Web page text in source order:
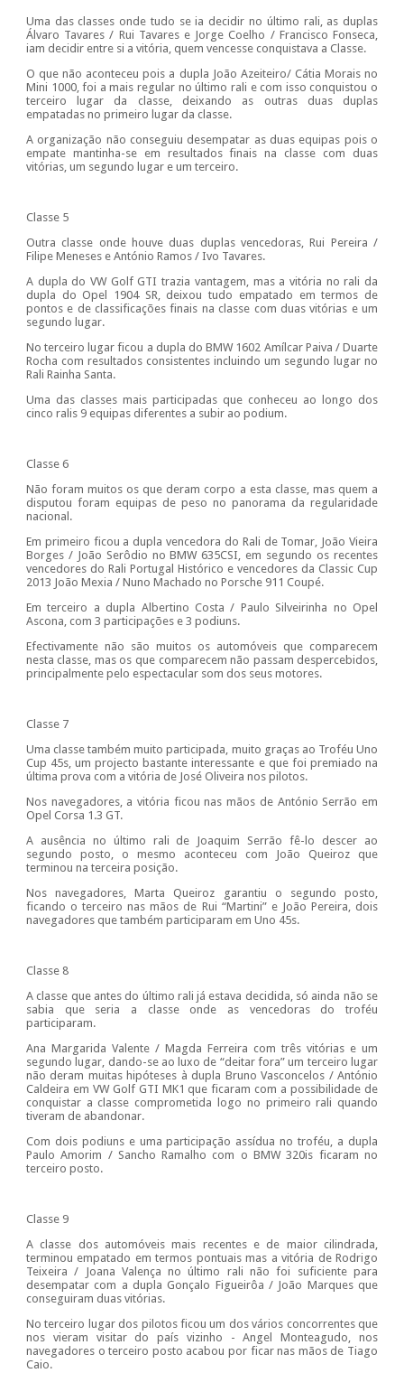
Uma das classes onde tudo se ia decidir no último rali, as duplas
Álvaro Tavares / Rui Tavares e Jorge Coelho / Francisco Fonseca,
iam decidir entre si a vitória, quem vencesse conquistava a Classe.
O que não aconteceu pois a dupla João Azeiteiro/ Cátia Morais no
Mini 1000, foi a mais regular no último rali e com isso conquistou o
terceiro lugar da classe, deixando as outras duas duplas
empatadas no primeiro lugar da classe.
A organização não conseguiu desempatar as duas equipas pois o
empate mantinha-se em resultados finais na classe com duas
vitórias, um segundo lugar e um terceiro.
Classe 5
Outra classe onde houve duas duplas vencedoras, Rui Pereira /
Filipe Meneses e António Ramos / Ivo Tavares.
A dupla do VW Golf GTI trazia vantagem, mas a vitória no rali da
dupla do Opel 1904 SR, deixou tudo empatado em termos de
pontos e de classificações finais na classe com duas vitórias e um
segundo lugar.
No terceiro lugar ficou a dupla do BMW 1602 Amílcar Paiva / Duarte
Rocha com resultados consistentes incluindo um segundo lugar no
Rali Rainha Santa.
Uma das classes mais participadas que conheceu ao longo dos
cinco ralis 9 equipas diferentes a subir ao podium.
Classe 6
Não foram muitos os que deram corpo a esta classe, mas quem a
disputou foram equipas de peso no panorama da regularidade
nacional.
Em primeiro ficou a dupla vencedora do Rali de Tomar, João Vieira
Borges / João Serôdio no BMW 635CSI, em segundo os recentes
vencedores do Rali Portugal Histórico e vencedores da Classic Cup
2013 João Mexia / Nuno Machado no Porsche 911 Coupé.
Em terceiro a dupla Albertino Costa / Paulo Silveirinha no Opel
Ascona, com 3 participações e 3 podiuns.
Efectivamente não são muitos os automóveis que comparecem
nesta classe, mas os que comparecem não passam despercebidos,
principalmente pelo espectacular som dos seus motores.
Classe 7
Uma classe também muito participada, muito graças ao Troféu Uno
Cup 45s, um projecto bastante interessante e que foi premiado na
última prova com a vitória de José Oliveira nos pilotos.
Nos navegadores, a vitória ficou nas mãos de António Serrão em
Opel Corsa 1.3 GT.
A ausência no último rali de Joaquim Serrão fê-lo descer ao
segundo posto, o mesmo aconteceu com João Queiroz que
terminou na terceira posição.
Nos navegadores, Marta Queiroz garantiu o segundo posto,
ficando o terceiro nas mãos de Rui “Martini” e João Pereira, dois
navegadores que também participaram em Uno 45s.
Classe 8
A classe que antes do último rali já estava decidida, só ainda não se
sabia que seria a classe onde as vencedoras do troféu
participaram.
Ana Margarida Valente / Magda Ferreira com três vitórias e um
segundo lugar, dando-se ao luxo de “deitar fora” um terceiro lugar
não deram muitas hipóteses à dupla Bruno Vasconcelos / António
Caldeira em VW Golf GTI MK1 que ficaram com a possibilidade de
conquistar a classe comprometida logo no primeiro rali quando
tiveram de abandonar.
Com dois podiuns e uma participação assídua no troféu, a dupla
Paulo Amorim / Sancho Ramalho com o BMW 320is ficaram no
terceiro posto.
Classe 9
A classe dos automóveis mais recentes e de maior cilindrada,
terminou empatado em termos pontuais mas a vitória de Rodrigo
Teixeira / Joana Valença no último rali não foi suficiente para
desempatar com a dupla Gonçalo Figueirôa / João Marques que
conseguiram duas vitórias.
No terceiro lugar dos pilotos ficou um dos vários concorrentes que
nos vieram visitar do país vizinho - Angel Monteagudo, nos
navegadores o terceiro posto acabou por ficar nas mãos de Tiago
Caio.